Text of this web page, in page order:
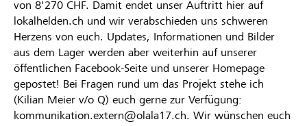
von 8'270 CHF. Damit endet unser Auftritt hier auf
lokalhelden.ch und wir verabschieden uns schweren
Herzens von euch. Updates, Informationen und Bilder
aus dem Lager werden aber weiterhin auf unserer
öffentlichen Facebook-Seite und unserer Homepage
gepostet! Bei Fragen rund um das Projekt stehe ich
(Kilian Meier v/o Q) euch gerne zur Verfügung:
kommunikation.extern@olala17.ch. Wir wünschen euch